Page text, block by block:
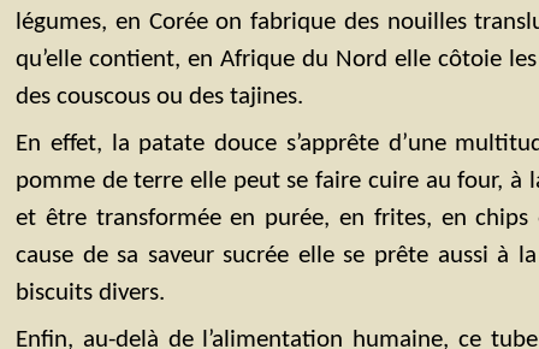
légumes, en Corée on fabrique des nouilles
qu’elle contient, en Afrique du Nord elle côtoie
des couscous ou des tajines.
En effet, la patate douce s’apprête d’une
pomme de terre elle peut se faire cuire au four, à
et être transformée en purée, en frites, en chips
cause de sa saveur sucrée elle se prête aussi à
biscuits divers.
Enfin, au-delà de l’alimentation humaine, ce